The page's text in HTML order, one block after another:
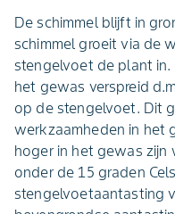
De schimmel blijft in
schimmel groeit via de
stengelvoet de plant
het gewas verspreid
op de stengelvoet. Dit
werkzaamheden in het
hoger in het gewas zijn
onder de 15 graden
stengelvoetaantasting